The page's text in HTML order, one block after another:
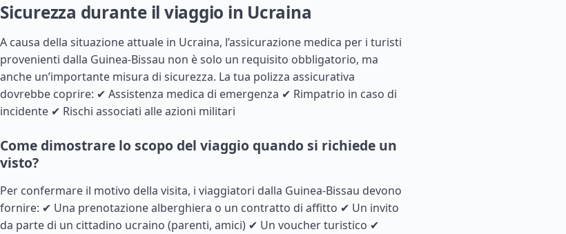
Sicurezza durante il viaggio in Ucraina
A causa della situazione attuale in Ucraina, l’assicurazione medica per i turisti
provenienti dalla Guinea-Bissau non è solo un requisito obbligatorio, ma
anche un’importante misura di sicurezza. La tua polizza assicurativa
dovrebbe coprire: ✔ Assistenza medica di emergenza ✔ Rimpatrio in caso di
incidente ✔ Rischi associati alle azioni militari
Come dimostrare lo scopo del viaggio quando si richiede un
visto?
Per confermare il motivo della visita, i viaggiatori dalla Guinea-Bissau devono
fornire: ✔ Una prenotazione alberghiera o un contratto di affitto ✔ Un invito
da parte di un cittadino ucraino (parenti, amici) ✔ Un voucher turistico ✔